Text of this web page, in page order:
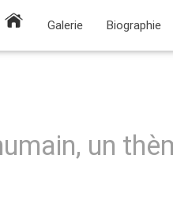
Galerie Biographie
un